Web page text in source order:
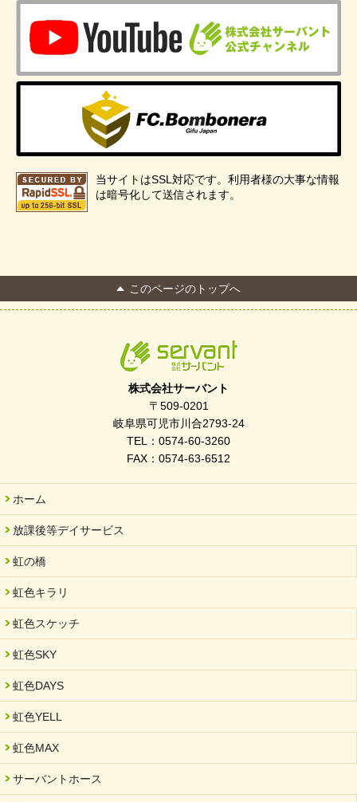
当サイトはSSL対応です。利用者様の大事な情報
は暗号化して送信されます。
このページのトップへ
株式会社サーバント
〒509-0201
岐阜県可児市川合2793-24
TEL：0574-60-3260
FAX：0574-63-6512
ホーム
放課後等デイサービス
虹の橋
虹色キラリ
虹色スケッチ
虹色SKY
虹色DAYS
虹色YELL
虹色MAX
サーバントホース